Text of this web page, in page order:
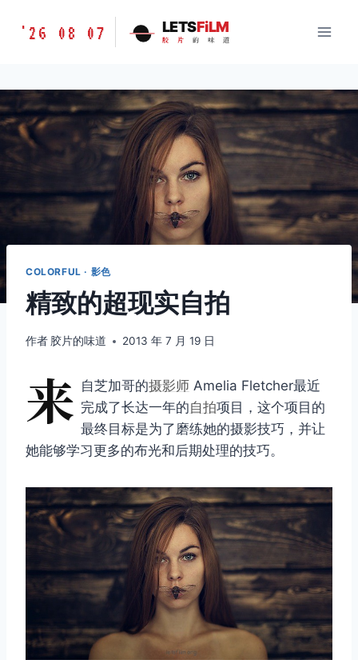
胶
味
道
LETSFILM
'26 08 07 LETSFiLM
胶 片 的 味 道
COLORFUL · 影色
精致的超现实自拍
作者 胶片的味道 2013 年 7 月 19 日
来 自芝加哥的摄影师 Amelia Fletcher最近
完成了长达一年的自拍项目，这个项目的
最终目标是为了磨练她的摄影技巧，并让
她能够学习更多的布光和后期处理的技巧。